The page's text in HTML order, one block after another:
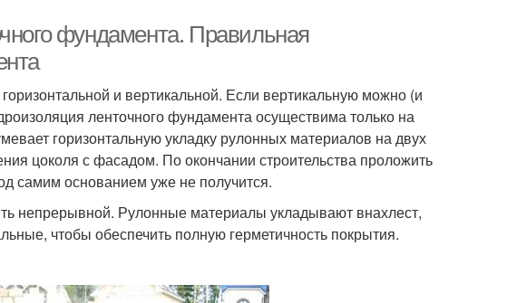
фундамента. Правильная
и вертикальной. Если вертикальную можно (и
ленточного фундамента осуществима только на
горизонтальную укладку рулонных материалов на двух
цоколя с фасадом. По окончании строительства проложить
самим основанием уже не получится.
непрерывной. Рулонные материалы укладывают внахлест,
чтобы обеспечить полную герметичность покрытия.